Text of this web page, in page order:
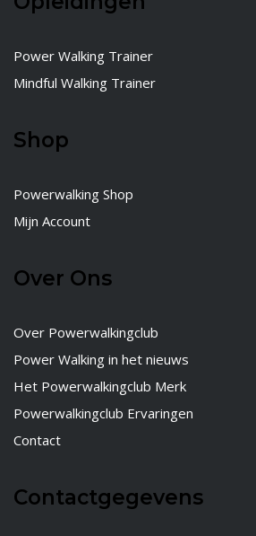
Power Walking Trainer
Mindful Walking Trainer
Shop
Powerwalking Shop
Mijn Account
Over Ons
Over Powerwalkingclub
Power Walking in het nieuws
Het Powerwalkingclub Merk
Powerwalkingclub Ervaringen
Contact
Contactgegevens